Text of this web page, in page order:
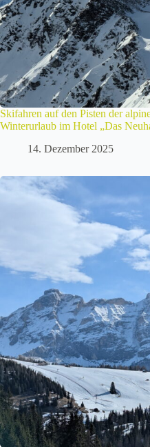
Skifahren auf den Pisten der
Winterurlaub im Hotel „Das
14. Dezember 2025